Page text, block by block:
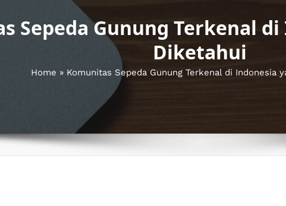
Sepeda Gunung Terkenal
Diketahui
Home » Komunitas Sepeda Gunung Terkenal di Indonesia